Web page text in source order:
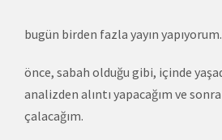
bugün birden fazla yayın yapıyorum.
önce, sabah olduğu gibi, içinde
analizden alıntı yapacağım ve sonra
çalacağım.